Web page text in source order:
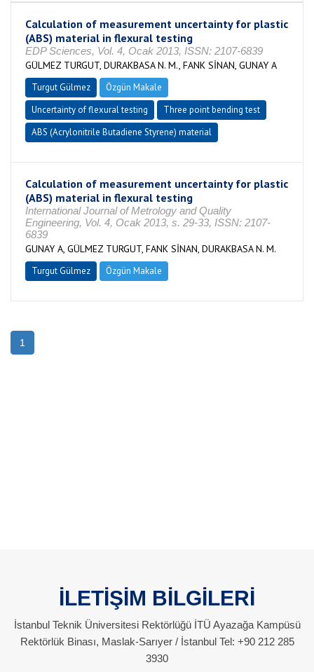
Calculation of measurement uncertainty for plastic
(ABS) material in flexural testing
EDP Sciences, Vol. 4, Ocak 2013, ISSN: 2107-6839
GÜLMEZ TURGUT, DURAKBASA N. M., FANK SİNAN, GUNAY A
Turgut Gülmez
Özgün Makale
Uncertainty of flexural testing
Three point bending test
ABS (Acrylonitrile Butadiene Styrene) material
Calculation of measurement uncertainty for plastic
(ABS) material in flexural testing
International Journal of Metrology and Quality
Engineering, Vol. 4, Ocak 2013, s. 29-33, ISSN: 2107-
6839
GUNAY A, GÜLMEZ TURGUT, FANK SİNAN, DURAKBASA N. M.
Turgut Gülmez Özgün Makale
1
İLETİŞİM BİLGİLERİ
İstanbul Teknik Üniversitesi Rektörlüğü İTÜ Ayazağa Kampüsü
Rektörlük Binası, Maslak-Sarıyer / İstanbul Tel: +90 212 285
3930